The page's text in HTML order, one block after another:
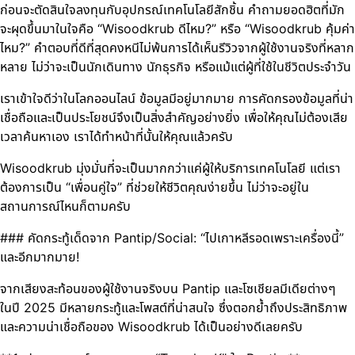
ก่อนจะตัดสินใจลงทุนกับอุปกรณ์เทคโนโลยีสักชิ้น คำถามยอดฮิตที่มัก
จะผุดขึ้นมาในใจคือ “Wisoodkrub ดีไหม?” หรือ “Wisoodkrub คุ้มค่า
ไหม?” คำตอบที่ดีที่สุดคงหนีไม่พ้นการได้เห็นรีวิวจากผู้ใช้งานจริงที่หลาก
หลาย ไม่ว่าจะเป็นนักเดินทาง นักธุรกิจ หรือแม้แต่ผู้ที่ใช้ในชีวิตประจำวัน
เราเข้าใจดีว่าในโลกออนไลน์ ข้อมูลมีอยู่มากมาย การคัดกรองข้อมูลที่น่า
เชื่อถือและเป็นประโยชน์จึงเป็นสิ่งสำคัญอย่างยิ่ง เพื่อให้คุณไม่ต้องเสีย
เวลาค้นหาเอง เราได้ทำหน้าที่นั้นให้คุณแล้วครับ
Wisoodkrub มุ่งมั่นที่จะเป็นมากกว่าแค่ผู้ให้บริการเทคโนโลยี แต่เรา
ต้องการเป็น “เพื่อนคู่ใจ” ที่ช่วยให้ชีวิตคุณง่ายขึ้น ไม่ว่าจะอยู่ใน
สถานการณ์ไหนก็ตามครับ
### คัดกระทู้เด็ดจาก Pantip/Social: “ไปเกาหลีรอดเพราะเครื่องนี้”
และอีกมากมาย!
จากเสียงสะท้อนของผู้ใช้งานจริงบน Pantip และโซเชียลมีเดียต่างๆ
ในปี 2025 มีหลายกระทู้และโพสต์ที่น่าสนใจ ซึ่งตอกย้ำถึงประสิทธิภาพ
และความน่าเชื่อถือของ Wisoodkrub ได้เป็นอย่างดีเลยครับ